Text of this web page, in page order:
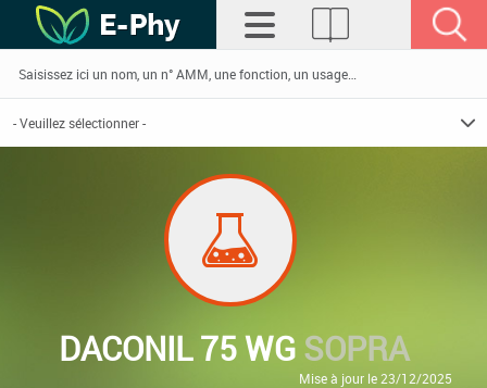
DACONIL 75 WGSOPRA
Mise à jour le 23/12/2025